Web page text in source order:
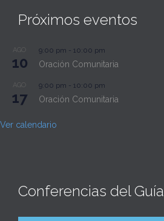
Próximos eventos
AGO
10
9:00 pm - 10:00 pm
Oración Comunitaria
AGO
17
9:00 pm - 10:00 pm
Oración Comunitaria
Ver calendario
Conferencias del Guía